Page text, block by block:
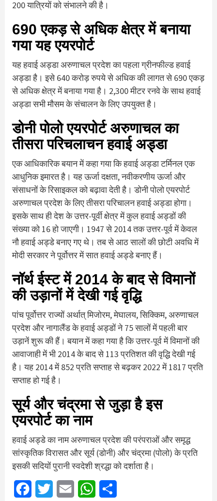
200 यात्रियों को संभालने की है।
690 एकड़ से अधिक क्षेत्र में बनाया
गया यह एयरपोर्ट
यह हवाई अड्डा अरुणाचल प्रदेश का पहला ग्रीनफील्ड हवाई
अड्डा है। इसे 640 करोड़ रुपये से अधिक की लागत से 690 एकड़
से अधिक क्षेत्र में बनाया गया है। 2,300 मीटर रनवे के साथ हवाई
अड्डा सभी मौसम के संचालन के लिए उपयुक्त है।
डोनी पोलो एयरपोर्ट अरुणाचल का
तीसरा परिचलाचन हवाई अड्डा
एक आधिकारिक बयान में कहा गया कि हवाई अड्डा टर्मिनल एक
आधुनिक इमारत है। यह ऊर्जा दक्षता, नवीकरणीय ऊर्जा और
संसाधनों के रिसाइकल को बढ़ावा देती है। डोनी पोलो एयरपोर्ट
अरुणाचल प्रदेश के लिए तीसरा परिचालन हवाई अड्डा होगा।
इसके साथ ही देश के उत्तर-पूर्वी क्षेत्र में कुल हवाई अड्डों की
संख्या को 16 हो जाएगी। 1947 से 2014 तक उत्तर-पूर्व में केवल
नौ हवाई अड्डे बनाए गए थे। तब से आठ सालों की छोटी अवधि में
मोदी सरकार ने पूर्वोत्तर में सात हवाई अड्डे बनाए हैं।
नॉर्थ ईस्ट में 2014 के बाद से विमानों
की उड़ानों में देखी गई वृद्धि
पांच पूर्वोत्तर राज्यों अर्थात् मिजोरम, मेघालय, सिक्किम, अरुणाचल
प्रदेश और नागालैंड के हवाई अड्डों ने 75 सालों में पहली बार
उड़ानें शुरू की हैं। बयान में कहा गया है कि उत्तर-पूर्व में विमानों की
आवाजाही में भी 2014 के बाद से 113 प्रतिशत की वृद्धि देखी गई
है। यह 2014 में 852 प्रति सप्ताह से बढ़कर 2022 में 1817 प्रति
सप्ताह हो गई है।
सूर्य और चंद्रमा से जुड़ा है इस
एयरपोर्ट का नाम
हवाई अड्डे का नाम अरुणाचल प्रदेश की परंपराओं और समृद्ध
सांस्कृतिक विरासत और सूर्य (डोनी) और चंद्रमा (पोलो) के प्रति
इसकी सदियों पुरानी स्वदेशी श्रद्धा को दर्शाता है।
FacebookTwitter Email WhatsApp